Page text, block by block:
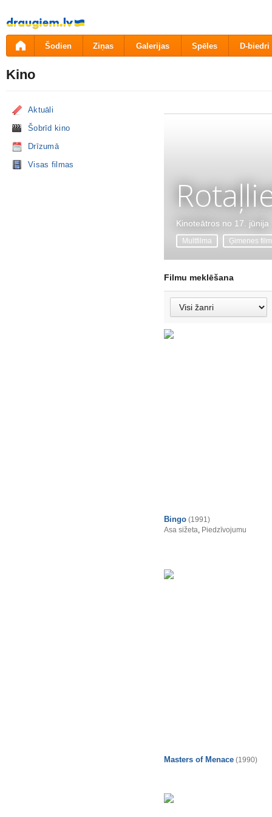
Pāriet
uz
saturu
Šodien Ziņas Galerijas Spēles D-biedri
Kino
Aktuāli
Šobrīd kino
Drīzumā
Visas filmas
Kinoteātros no 17. jūnija
Multfilma Ģimenes
Filmu meklēšana
Bingo (1991)
Asa sižeta, Piedzīvojumu
Masters of Menace (1990)